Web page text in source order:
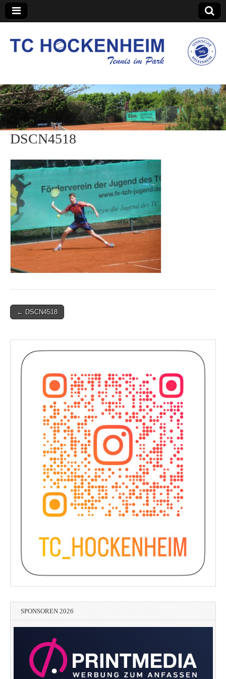
TC Hockenheim
DSCN4518
Post← DSCN4518
SPONSOREN 2026